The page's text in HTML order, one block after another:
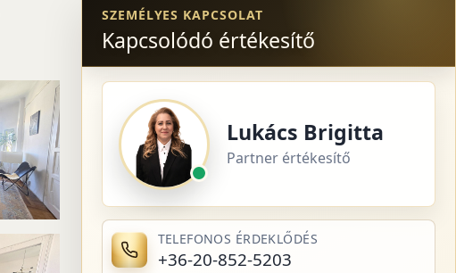
SZEMÉLYES KAPCSOLAT
Kapcsolódó értékesítő
Lukács Brigitta
Partner értékesítő
TELEFONOS ÉRDEKLŐDÉS
+36-20-852-5203